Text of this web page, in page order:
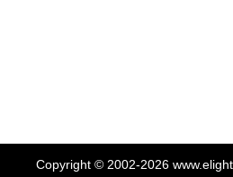
Copyright © 2002-2026